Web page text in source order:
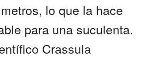
lo que la hace
para una suculenta.
Crassula